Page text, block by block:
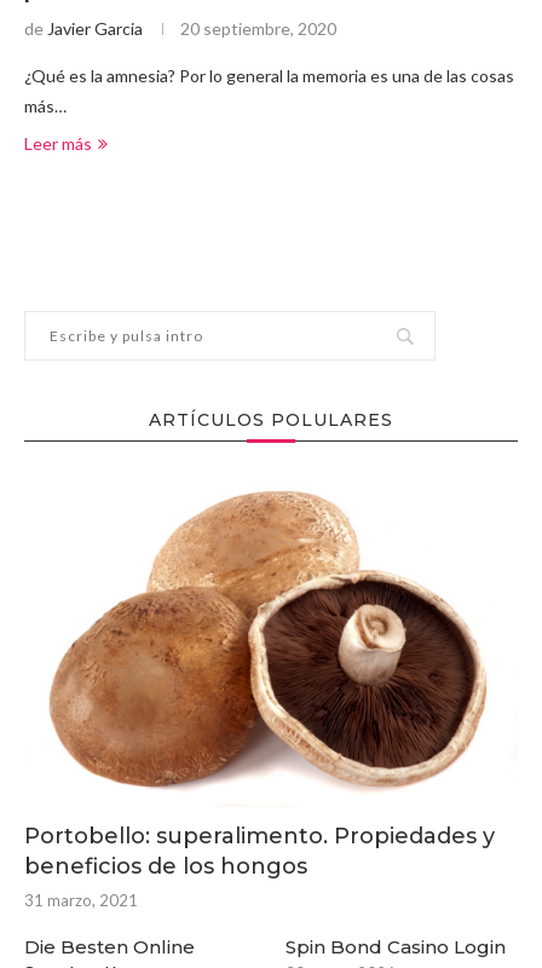
de Javier Garcia 20 septiembre, 2020
¿Qué es la amnesia? Por lo general la memoria es una de las cosas
más…
Leer más
ARTÍCULOS POLULARES
Portobello: superalimento. Propiedades y
beneficios de los hongos
31 marzo, 2021
Die Besten Online
Spin Bond Casino Login